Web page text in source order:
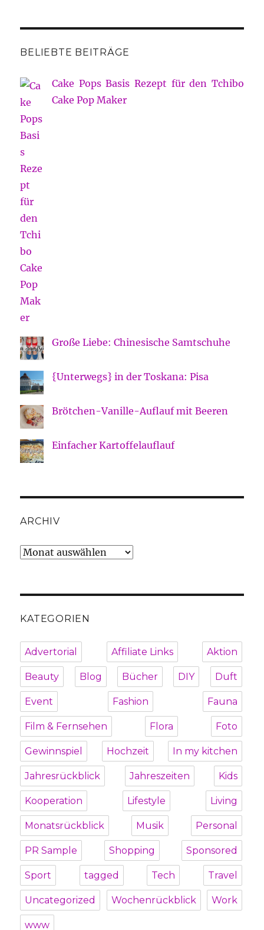
BELIEBTE BEITRÄGE
Cake Pops Basis Rezept für den Tchibo
Cake Pop Maker
Große Liebe: Chinesische Samtschuhe
{Unterwegs} in der Toskana: Pisa
Brötchen-Vanille-Auflauf mit Beeren
Einfacher Kartoffelauflauf
ARCHIV
Archiv
KATEGORIEN
Advertorial Affiliate Links Aktion
Beauty Blog Bücher DIY Duft
Event Fashion Fauna
Film & Fernsehen Flora Foto
Gewinnspiel Hochzeit In my kitchen
Jahresrückblick Jahreszeiten Kids
Kooperation Lifestyle Living
Monatsrückblick Musik Personal
PR Sample Shopping Sponsored
Sport tagged Tech Travel
Uncategorized Wochenrückblick Work
www